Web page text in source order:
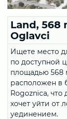
Land, 568
Oglavci
Ищете место
по доступной
площадью 568
расположен в
Rogoznica, что
хочет уйти от
уединением.